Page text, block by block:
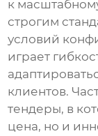
к
строгим
условий
играет
клиентов.
тендеры, в
цена, но и